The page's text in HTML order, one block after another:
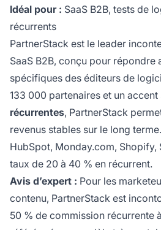
Idéal pour : SaaS B2B, tests de
récurrents
PartnerStack est le leader
SaaS B2B, conçu pour répondre
spécifiques des éditeurs de
133 000 partenaires et un accent
récurrentes, PartnerStack
revenus stables sur le long
HubSpot, Monday.com, Shopify,
taux de 20 à 40 % en récurrent.
Avis d’expert : Pour les
contenu, PartnerStack est
50 % de commission récurrente